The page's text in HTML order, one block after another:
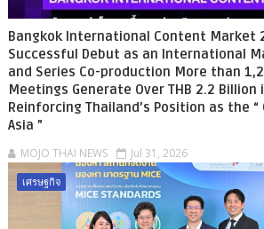
Bangkok International Content Market
Successful Debut as an International
and Series Co-production More than
Meetings Generate Over THB 2.2 Billion
Reinforcing Thailand’s Position as the
Asia ”
MOJO THAI NEWS Jul 31, 2026
เศรษฐกิจ